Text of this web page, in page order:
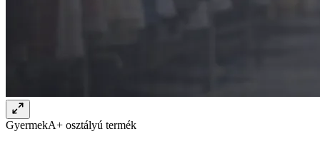
GyermekA+ osztályú termék